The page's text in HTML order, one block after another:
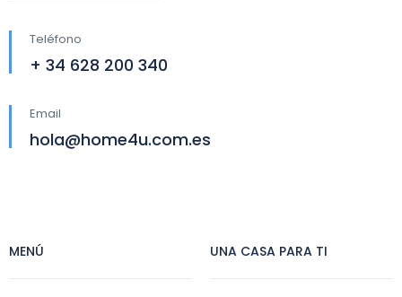
Teléfono
+ 34 628 200 340
Email
hola@home4u.com.es
MENÚ UNA CASA PARA TI